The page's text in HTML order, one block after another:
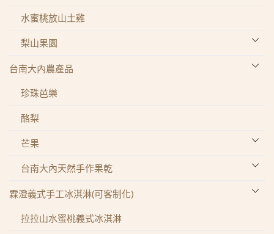
黃金蜜李-黃蟬
帝皇李-李王
日本李
水蜜桃放山土雞
梨山果園
梨山甘露梨
梨山雪梨
台南大內農產品
珍珠芭樂
酪梨
芒果
玉文芒果
紅龍芒果
黑香芒果
台南大內天然手作果乾
芒果乾
芭樂乾
霖澄義式手工冰淇淋(可客制化)
拉拉山水蜜桃義式冰淇淋